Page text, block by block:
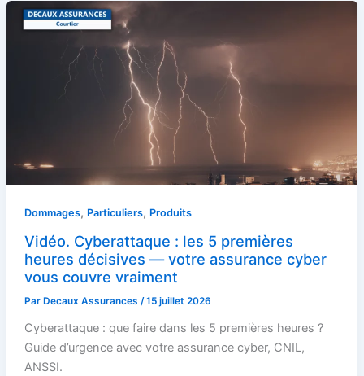
Dommages, Particuliers, Produits
Vidéo. Cyberattaque : les 5 premières
heures décisives — votre assurance cyber
vous couvre vraiment
Par Decaux Assurances /15 juillet 2026
Cyberattaque : que faire dans les 5 premières heures ?
Guide d’urgence avec votre assurance cyber, CNIL,
ANSSI.